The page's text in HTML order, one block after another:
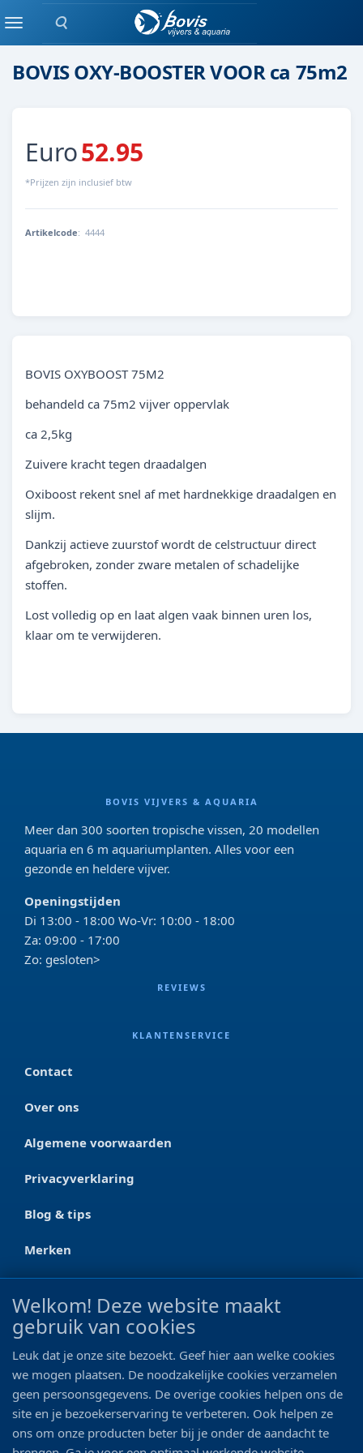
Zoeken
Menualgen verwijderaar
BOVIS OXY-BOOSTER VOOR ca 75m2
Euro52.95
*Prijzen zijn inclusief btw
Artikelcode: 4444
BOVIS OXYBOOST 75M2
behandeld ca 75m2 vijver oppervlak
ca 2,5kg
Zuivere kracht tegen draadalgen
Oxiboost rekent snel af met hardnekkige draadalgen en
slijm.
Dankzij actieve zuurstof wordt de celstructuur direct
afgebroken, zonder zware metalen of schadelijke
stoffen.
Lost volledig op en laat algen vaak binnen uren los,
klaar om te verwijderen.
BOVIS VIJVERS & AQUARIA
Meer dan 300 soorten tropische vissen, 20 modellen
aquaria en 6 m aquariumplanten. Alles voor een
gezonde en heldere vijver.
Openingstijden
Di 13:00 - 18:00 Wo-Vr: 10:00 - 18:00
Za: 09:00 - 17:00
Zo: gesloten>
REVIEWS
KLANTENSERVICE
Contact
Over ons
Algemene voorwaarden
Privacyverklaring
Blog & tips
Merken
CONTACT
Ootmarsumseweg 125a
0546 - 622 990
06 - 11 19 81 42
info@bo-vis.nl
Welkom! Deze website maakt
gebruik van cookies
Leuk dat je onze site bezoekt. Geef hier aan welke cookies
we mogen plaatsen. De noodzakelijke cookies verzamelen
geen persoonsgegevens. De overige cookies helpen ons de
site en je bezoekerservaring te verbeteren. Ook helpen ze
ons om onze producten beter bij je onder de aandacht te